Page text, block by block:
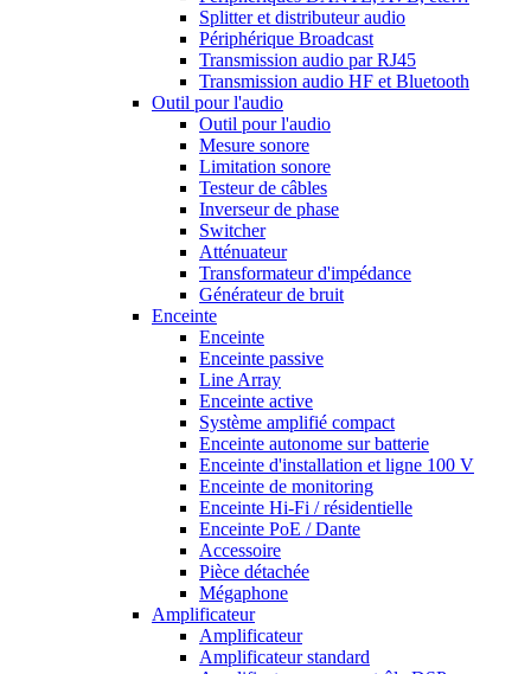
Splitter et distributeur audio
Périphérique Broadcast
Transmission audio par RJ45
Transmission audio HF et Bluetooth
Outil pour l'audio
Outil pour l'audio
Mesure sonore
Limitation sonore
Testeur de câbles
Inverseur de phase
Switcher
Atténuateur
Transformateur d'impédance
Générateur de bruit
Enceinte
Enceinte
Enceinte passive
Line Array
Enceinte active
Système amplifié compact
Enceinte autonome sur batterie
Enceinte d'installation et ligne 100 V
Enceinte de monitoring
Enceinte Hi-Fi / résidentielle
Enceinte PoE / Dante
Accessoire
Pièce détachée
Mégaphone
Amplificateur
Amplificateur
Amplificateur standard